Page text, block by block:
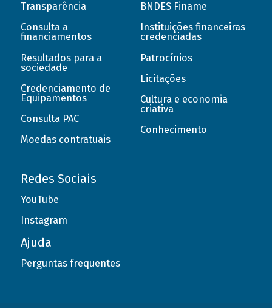
Transparência
Consulta a
financiamentos
Resultados para a
sociedade
Credenciamento de
Equipamentos
Consulta PAC
Moedas contratuais
BNDES Finame
Instituições financeiras
credenciadas
Patrocínios
Licitações
Cultura e economia
criativa
Conhecimento
Redes Sociais
YouTube
Instagram
Ajuda
Perguntas frequentes